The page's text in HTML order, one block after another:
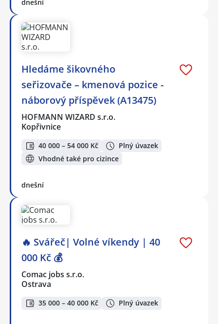
dnešní
Hledáme šikovného
seřizovače – kmenová pozice -
náborový příspěvek (A13475)
HOFMANN WIZARD s.r.o.
Kopřivnice
40 000 – 54 000 Kč
Plný úvazek
Vhodné také pro cizince
dnešní
🔥 Svářeč| Volné víkendy | 40
000 Kč 💰
Comac jobs s.r.o.
Ostrava
35 000 – 40 000 Kč Plný úvazek